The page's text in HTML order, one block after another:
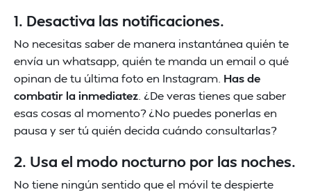
1. Desactiva las notificaciones.
No necesitas saber de manera instantánea quién te
envía un whatsapp, quién te manda un email o qué
opinan de tu última foto en Instagram. Has de
combatir la inmediatez . ¿De veras tienes que saber
esas cosas al momento? ¿No puedes ponerlas en
pausa y ser tú quién decida cuándo consultarlas?
2. Usa el modo nocturno por las noches.
No tiene ningún sentido que el móvil te despierte